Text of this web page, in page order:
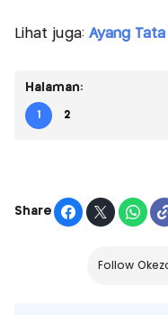
Lihat juga: Ayang
Halaman:
1 2
Share
Follow